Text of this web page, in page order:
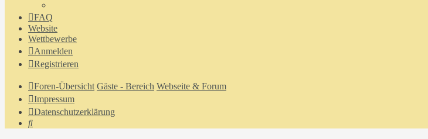
FAQ
Website
Wettbewerbe
Anmelden
Registrieren
Foren-Übersicht Gäste - Bereich Webseite & Forum
Impressum
Datenschutzerklärung
Suche